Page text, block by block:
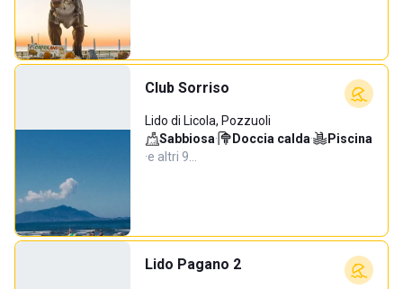
Club Sorriso
Lido di Licola, Pozzuoli
Sabbiosa· Doccia calda·
Piscina
·e altri 9…
Lido Pagano 2